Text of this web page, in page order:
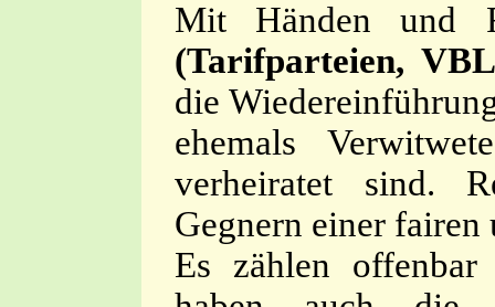
Mit Händen und
(Tarifparteien,
die
ehemals
verheiratet sind.
Gegnern einer
Es zählen